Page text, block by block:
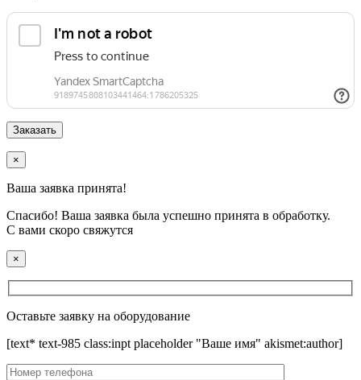
×
Ваша заявка принята!
Спасибо! Ваша заявка была успешно принята в обработку.
С вами скоро свяжутся
×
Оставьте заявку на оборудование
[text* text-985 class:inpt placeholder "Ваше имя" akismet:author]